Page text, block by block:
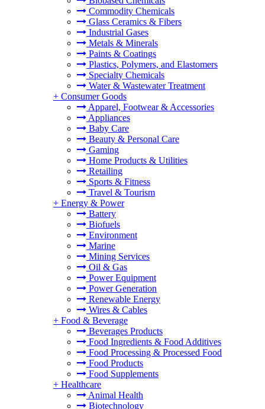
Commodity Chemicals
Glass Ceramics & Fibers
Industrial Gases
Metals & Minerals
Paints & Coatings
Plastics, Polymers, and Elastomers
Specialty Chemicals
Water & Wastewater Treatment
+ Consumer Goods
Apparel, Footwear & Accessories
Appliances
Baby Care
Beauty & Personal Care
Gaming
Home Products & Utilities
Retailing
Sports & Fitness
Travel & Tourism
+ Energy & Power
Battery
Biofuels
Environment
Marine
Mining Services
Oil & Gas
Power Equipment
Power Generation
Renewable Energy
Wires & Cables
+ Food & Beverage
Beverages Products
Food Ingredients & Food Additives
Food Processing & Processed Food
Food Products
Food Supplements
+ Healthcare
Animal Health
Biotechnology